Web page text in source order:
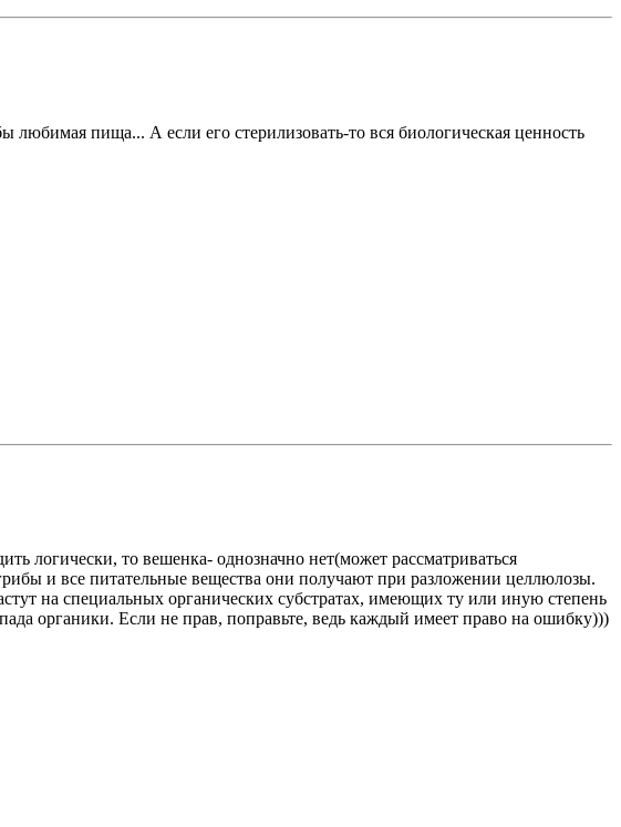
пища... А если его стерилизовать-то вся биологическая ценность
логически, то вешенка- однозначно нет(может рассматриваться
и все питательные вещества они получают при разложении целлюлозы.
на специальных органических субстратах, имеющих ту или иную степень
органики. Если не прав, поправьте, ведь каждый имеет право на ошибку)))